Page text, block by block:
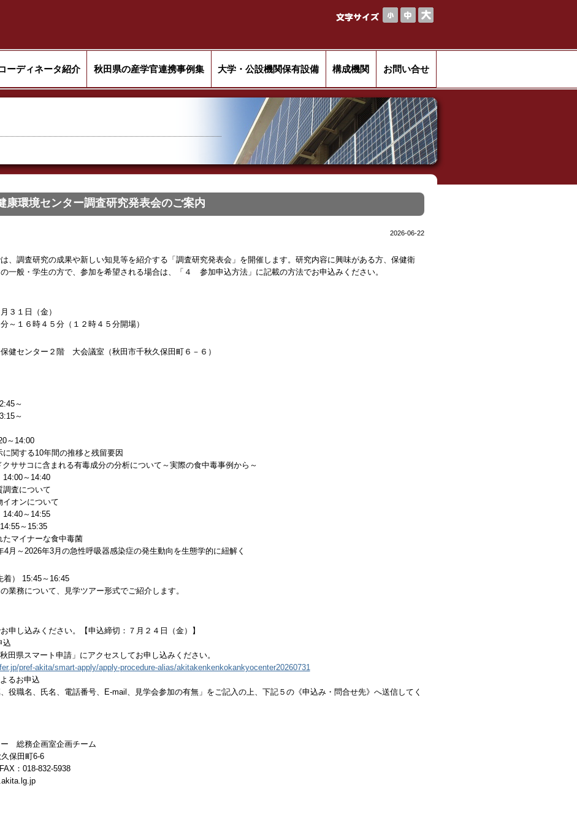
ーディネータ紹介 秋田県の産学官連携事例集 大学・公設機関保有設備 構成機関 お問い合せ
康環境センター調査研究発表会のご案内
2026-06-22
、調査研究の成果や新しい知見等を紹介する「調査研究発表会」を開催します。研究内容に興味がある方、保健衛
一般・学生の方で、参加を希望される場合は、「４ 参加申込方法」に記載の方法でお申込みください。
３１日（金）
４５分（１２時４５分開場）
健センター２階 大会議室（秋田市千秋久保田町６－６）
～
～
14:00
する10年間の推移と残留要因
サコに含まれる有毒成分の分析について～実際の食中毒事例から～
～14:40
査について
オンについて
～14:55
～15:35
マイナーな食中毒菌
～2026年3月の急性呼吸器感染症の発生動向を生態学的に紐解く
） 15:45～16:45
務について、見学ツアー形式でご紹介します。
込みください。【申込締切：７月２４日（金）】
込
ート申請」にアクセスしてお申し込みください。
pref-akita/smart-apply/apply-procedure-alias/akitakenkenkokankyocenter20260731
お申込
氏名、電話番号、E-mail、見学会参加の有無」をご記入の上、下記５の《申込み・問合せ先》へ送信してく
総務企画室企画チーム
田町6-6
：018-832-5938